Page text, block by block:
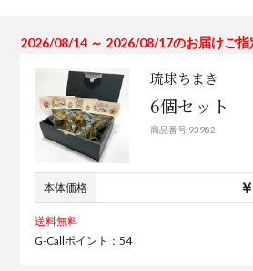
2026/08/14 ～ 2026/08/17のお届けご指
琉球ちまき
6個セット
商品番号 93982
本体価格
送料無料
G-Callポイント：54